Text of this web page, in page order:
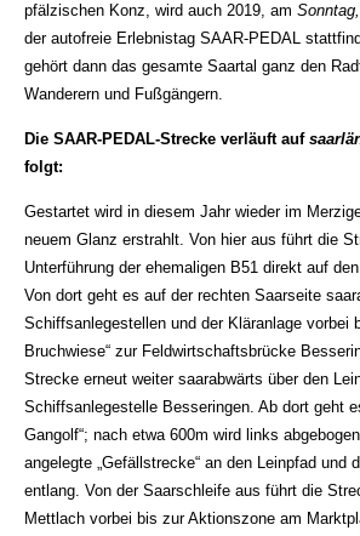
pfälzischen Konz, wird auch 2019, am
der autofreie Erlebnistag SAAR-PEDAL
gehört dann das gesamte Saartal ganz den
Wanderern und Fußgängern.
Die SAAR-PEDAL-Strecke verläuft auf
folgt:
Gestartet wird in diesem Jahr wieder im
neuem Glanz erstrahlt. Von hier aus führt die
Unterführung der ehemaligen B51 direkt auf
Von dort geht es auf der rechten Saarseite
Schiffsanlegestellen und der Kläranlage vorbei
Bruchwiese“ zur Feldwirtschaftsbrücke
Strecke erneut weiter saarabwärts über den
Schiffsanlegestelle Besseringen. Ab dort geht
Gangolf“; nach etwa 600m wird links
angelegte „Gefällstrecke“ an den Leinpfad und
entlang. Von der Saarschleife aus führt die
Mettlach vorbei bis zur Aktionszone am